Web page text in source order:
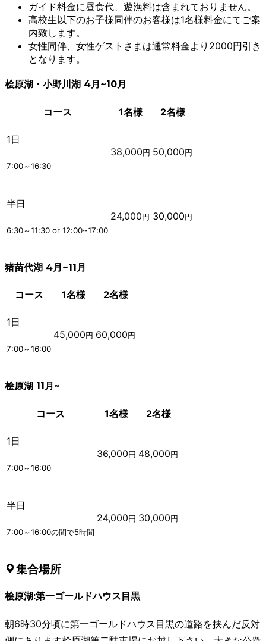
ガイド料金に昼食代、遊漁料は含まれておりません。
高校生以下のお子様同伴のお客様は1名様料金にてご案
内致します。
女性同伴、女性ゲストさまは通常料金より2000円引き
となります。
桧原湖・小野川湖 4月~10月
コース 1名様 2名様
1日
7:00～16:30
38,000円 50,000円
半日
6:30～11:30 or 12:00~17:00
24,000円 30,000円
猪苗代湖 4月~11月
コース 1名様 2名様
1日
7:00～16:00
45,000円 60,000円
桧原湖 11月~
コース 1名様 2名様
1日
7:00～16:00
36,000円 48,000円
半日
7:00～16:00の間で5時間
24,000円 30,000円
集合場所
桧原湖:第一ゴールドハウス目黒
朝6時30分頃に第一ゴールドハウス目黒の道路を挟んだ反対